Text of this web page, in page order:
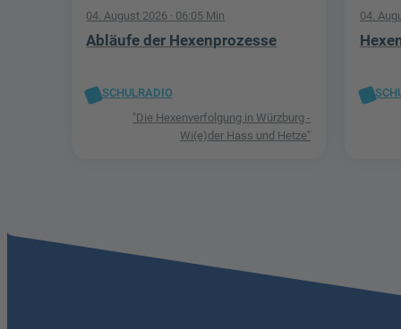
04. August 2026 · 06:05 Min
Abläufe der Hexenprozesse
SCHULRADIO
"Die Hexenverfolgung in Würzburg -
Wi(e)der Hass und Hetze"
04.